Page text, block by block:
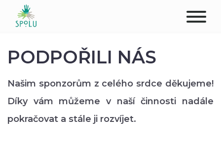
PODPOŘTE NÁS
PŮSOBIŠTĚ
PODPOŘILI NÁS
Našim sponzorům z celého srdce děkujeme!
Díky vám můžeme v naší činnosti nadále
pokračovat a stále ji rozvíjet.